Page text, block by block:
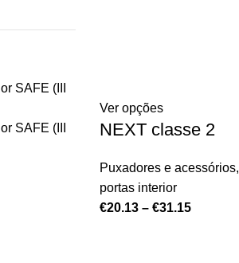
Ver opções
NEXT classe 2
Puxadores e acessórios,
portas interior
€20.13– €31.15